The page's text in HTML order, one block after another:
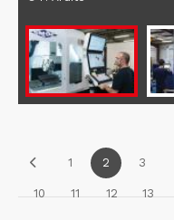
1 2 3
10 11 12 13